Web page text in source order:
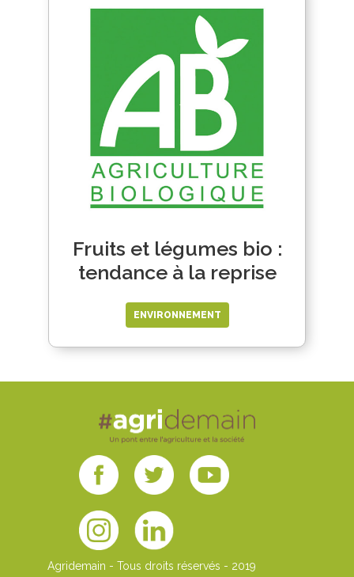
Fruits et légumes bio :
tendance à la reprise
ENVIRONNEMENT
Agridemain - Tous droits réservés - 2019